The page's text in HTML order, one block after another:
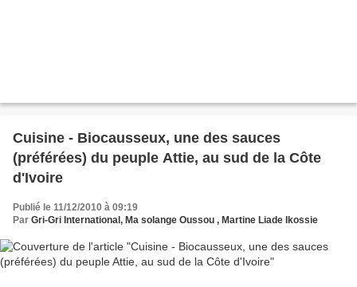
Cuisine - Biocausseux, une des sauces
(préférées) du peuple Attie, au sud de la Côte
d'Ivoire
Publié le 11/12/2010 à 09:19
Par Gri-Gri International, Ma solange Oussou , Martine Liade Ikossie